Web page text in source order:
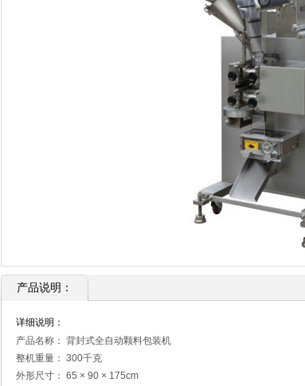
产品说明：
详细说明：
产品名称： 背封式全自动颗料包装机
整机重量： 300千克
外形尺寸： 65 × 90 × 175cm